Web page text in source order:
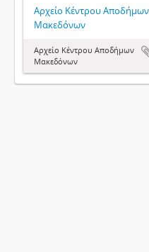
Αρχείο Κέντρου Αποδήμων
Μακεδόνων
Αρχείο Κέντρου Αποδήμων
Μακεδόνων